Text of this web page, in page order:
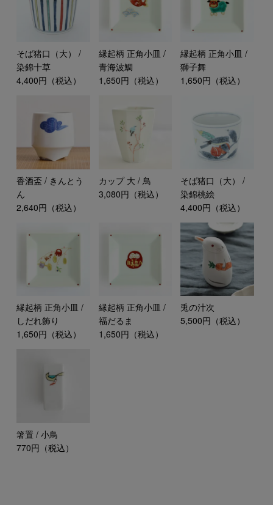
そば猪口（大） /
染錦十草
4,400円（税込）
縁起柄 正角小皿 /
青海波鯛
1,650円（税込）
縁起柄 正角小皿 /
獅子舞
1,650円（税込）
香酒盃 / きんとう
ん
2,640円（税込）
カップ 大 / 鳥
3,080円（税込）
そば猪口（大） /
染錦桃絵
4,400円（税込）
縁起柄 正角小皿 /
しだれ飾り
1,650円（税込）
縁起柄 正角小皿 /
福だるま
1,650円（税込）
兎の汁次
5,500円（税込）
箸置 / 小鳥
770円（税込）